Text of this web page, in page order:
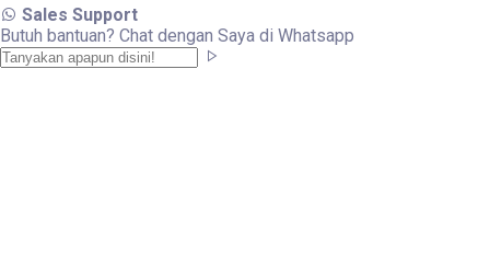
Sales Support
Butuh bantuan? Chat dengan Saya di Whatsapp